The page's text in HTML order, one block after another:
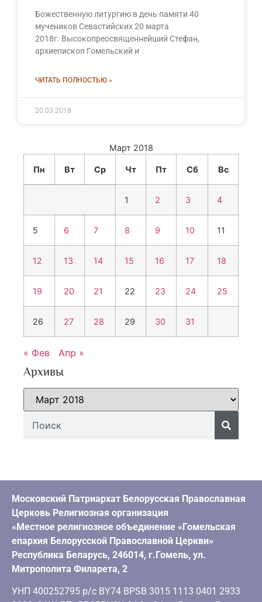
Божественную литургию в день памяти 40
мучеников Севастийских 20 марта
2018г. Высокопреосвященнейший Стефан,
архиепископ Гомельский и
ЧИТАТЬ ПОЛНОСТЬЮ »
20.03.2018
Март 2018
Пн Вт Ср Чт Пт Сб Вс
1 2 3 4
5 6 7 8 9 10 11
12 13 14 15 16 17 18
19 20 21 22 23 24 25
26 27 28 29 30 31
« Фев Апр »
Архивы
Московский Патриархат Белорусская Православная
Церковь Религиозная организация
«Местное религиозное объединение «Гомельская
епархия Белорусской Православной Церкви»
Республика Беларусь, 246014, г.Гомель, ул.
Митрополита Филарета, 2
УНП 400252795 р/с BY74 BPSB 3015 1113 0401 2933